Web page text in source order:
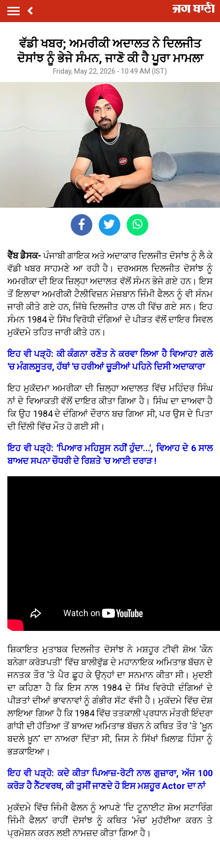
ਵੱਡੀ ਖਬਰ; ਅਮਰੀਕੀ ਅਦਾਲਤ ਨੇ ਦਿਲਜੀਤ
ਦੋਸਾਂਝ ਨੂੰ ਭੇਜੇ ਸੰਮਨ, ਜਾਣੋ ਕੀ ਹੈ ਪੂਰਾ ਮਾਮਲਾ
Friday, May 22, 2026 - 10:49 AM (IST)
ਵੈੱਬ ਡੈਸਕ-ਪੰਜਾਬੀ ਗਾਇਕ ਅਤੇ ਅਦਾਕਾਰ ਦਿਲਜੀਤ ਦੋਸਾਂਝ ਨੂੰ ਲੈ ਕੇ
ਵੱਡੀ ਖਬਰ ਸਾਹਮਣੇ ਆ ਰਹੀ ਹੈ। ਦਰਅਸਲ ਦਿਲਜੀਤ ਦੋਸਾਂਝ ਨੂੰ
ਅਮਰੀਕਾ ਦੀ ਇਕ ਜ਼ਿਲ੍ਹਾ ਅਦਾਲਤ ਵੱਲੋਂ ਸੰਮਨ ਭੇਜੇ ਗਏ ਹਨ। ਇਸ
ਤੋਂ ਇਲਾਵਾ ਅਮਰੀਕੀ ਟੈਲੀਵਿਜ਼ਨ ਮੇਜ਼ਬਾਨ ਜਿੰਮੀ ਫੈਲਨ ਨੂੰ ਵੀ ਸੰਨਮ
ਜਾਰੀ ਕੀਤੇ ਗਏ ਹਨ, ਜਿੱਥੇ ਦਿਲਜੀਤ ਹਾਲ ਹੀ ਵਿੱਚ ਗਏ ਸਨ। ਇਹ
ਸੰਮਨ 1984 ਦੇ ਸਿੱਖ ਵਿਰੋਧੀ ਦੰਗਿਆਂ ਦੇ ਪੀੜਤ ਵੱਲੋਂ ਦਾਇਰ ਸਿਵਲ
ਮੁਕੱਦਮੇ ਤਹਿਤ ਜਾਰੀ ਕੀਤੇ ਹਨ।
ਇਹ ਵੀ ਪੜ੍ਹੋ: ਕੀ ਕੰਗਨਾ ਰਣੌਤ ਨੇ ਕਰਵਾ ਲਿਆ ਹੈ ਵਿਆਹ? ਗਲੇ
'ਚ ਮੰਗਲਸੂਤਰ, ਹੱਥਾਂ 'ਚ ਹਰੀਆਂ ਚੂੜੀਆਂ ਪਹਿਨੇ ਦਿਸੀ ਅਦਾਕਾਰਾ
ਇਹ ਮੁਕੱਦਮਾ ਅਮਰੀਕਾ ਦੀ ਜ਼ਿਲ੍ਹਾ ਅਦਾਲਤ ਵਿੱਚ ਮਹਿੰਦਰ ਸਿੰਘ
ਨਾਂ ਦੇ ਵਿਆਕਤੀ ਵੱਲੋਂ ਦਾਇਰ ਕੀਤਾ ਗਿਆ ਹੈ। ਸਿੰਘ ਦਾ ਦਾਅਵਾ ਹੈ
ਕਿ ਉਹ 1984 ਦੇ ਦੰਗਿਆਂ ਦੌਰਾਨ ਬਚ ਗਿਆ ਸੀ, ਪਰ ਉਸ ਦੇ ਪਿਤਾ
ਦੀ ਦਿੱਲੀ ਵਿੱਚ ਮੌਤ ਹੋ ਗਈ ਸੀ।
ਇਹ ਵੀ ਪੜ੍ਹੋ: 'ਪਿਆਰ ਮਹਿਸੂਸ ਨਹੀਂ ਹੁੰਦਾ...', ਵਿਆਹ ਦੇ 6 ਸਾਲ
ਬਾਅਦ ਸਪਨਾ ਚੌਧਰੀ ਦੇ ਰਿਸ਼ਤੇ 'ਚ ਆਈ ਦਰਾੜ !
ਸ਼ਿਕਾਇਤ ਮੁਤਾਬਕ ਦਿਲਜੀਤ ਦੋਸਾਂਝ ਨੇ ਮਸ਼ਹੂਰ ਟੀਵੀ ਸ਼ੋਅ 'ਕੌਨ
ਬਨੇਗਾ ਕਰੋੜਪਤੀ' ਵਿੱਚ ਬਾਲੀਵੁੱਡ ਦੇ ਮਹਾਨਾਇਕ ਅਮਿਤਾਭ ਬੱਚਨ ਦੇ
ਜਨਤਕ ਤੌਰ 'ਤੇ ਪੈਰ ਛੂਹ ਕੇ ਉਨ੍ਹਾਂ ਦਾ ਸਨਮਾਨ ਕੀਤਾ ਸੀ। ਮੁਦਈ
ਦਾ ਕਹਿਣਾ ਹੈ ਕਿ ਇਸ ਨਾਲ 1984 ਦੇ ਸਿੱਖ ਵਿਰੋਧੀ ਦੰਗਿਆਂ ਦੇ
ਪੀੜਤਾਂ ਦੀਆਂ ਭਾਵਨਾਵਾਂ ਨੂੰ ਗੰਭੀਰ ਸੱਟ ਵੱਜੀ ਹੈ। ਮੁਕੱਦਮੇ ਵਿੱਚ ਦੋਸ਼
ਲਾਇਆ ਗਿਆ ਹੈ ਕਿ 1984 ਵਿੱਚ ਤਤਕਾਲੀ ਪ੍ਰਧਾਨ ਮੰਤਰੀ ਇੰਦਰਾ
ਗਾਂਧੀ ਦੀ ਹੱਤਿਆ ਤੋਂ ਬਾਅਦ ਅਮਿਤਾਭ ਬੱਚਨ ਨੇ ਕਥਿਤ ਤੌਰ 'ਤੇ 'ਖ਼ੂਨ
ਬਦਲੇ ਖ਼ੂਨ' ਦਾ ਨਾਅਰਾ ਦਿੱਤਾ ਸੀ, ਜਿਸ ਨੇ ਸਿੱਖਾਂ ਖ਼ਿਲਾਫ਼ ਹਿੰਸਾ ਨੂੰ
ਭੜਕਾਇਆ।
ਇਹ ਵੀ ਪੜ੍ਹੋ: ਕਦੇ ਕੀਤਾ ਪਿਆਜ਼-ਰੋਟੀ ਨਾਲ ਗੁਜ਼ਾਰਾ, ਅੱਜ 100
ਕਰੋੜ ਹੈ ਨੈੱਟਵਰਥ, ਕੀ ਤੁਸੀਂ ਜਾਣਦੇ ਹੋ ਇਸ ਮਸ਼ਹੂਰ Actor ਦਾ ਨਾਂ
ਮੁਕੱਦਮੇ ਵਿੱਚ ਜਿੰਮੀ ਫੈਲਨ ਨੂੰ ਆਪਣੇ ‘ਦਿ ਟੂਨਾਈਟ ਸ਼ੋਅ ਸਟਾਰਿੰਗ
ਜਿੰਮੀ ਫੈਲਨ’ ਰਾਹੀਂ ਦੋਸਾਂਝ ਨੂੰ ਕਥਿਤ ‘ਮੰਚ’ ਮੁਹੱਈਆ ਕਰਨ ਤੇ
ਪ੍ਰਮੋਸ਼ਨ ਕਰਨ ਲਈ ਨਾਮਜ਼ਦ ਕੀਤਾ ਗਿਆ ਹੈ।